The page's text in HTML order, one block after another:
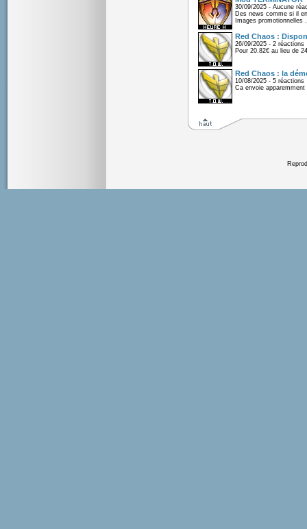
30/09/2025 - Aucune
Des news comme si il
Images promotionnelles .
Red Chaos :
26/09/2025 - 2 réactions
Pour 20.82€ au lieu de
Red Chaos : la
10/08/2025 - 5 réactions
Ca envoie apparemment